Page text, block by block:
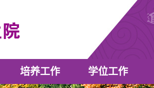
培养工作 学位工作